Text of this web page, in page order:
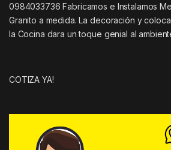
0984033736 Fabricamos e Instalamos
Granito a medida. La decoración y
la Cocina dara un toque genial al
COTIZA YA!